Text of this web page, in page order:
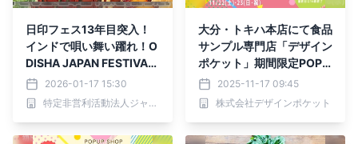
日印フェス13年目突入！
インドで唄い舞い躍れ！O
DISHA JAPAN FESTIVAL
2026は2日間開催！
2026-01-17 15:30
特定非営利活動法人ジャパンインディアクラブ
大分・トキハ本店にて食品
サンプル専門店「デザイン
ポケット」期間限定POP U
P開催2025-11-17 09:45
株式会社デザインポケット